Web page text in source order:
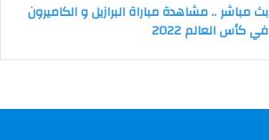
بث مباشر .. مشاهدة مباراة البرازيل و الكاميرون
في كأس العالم 2022